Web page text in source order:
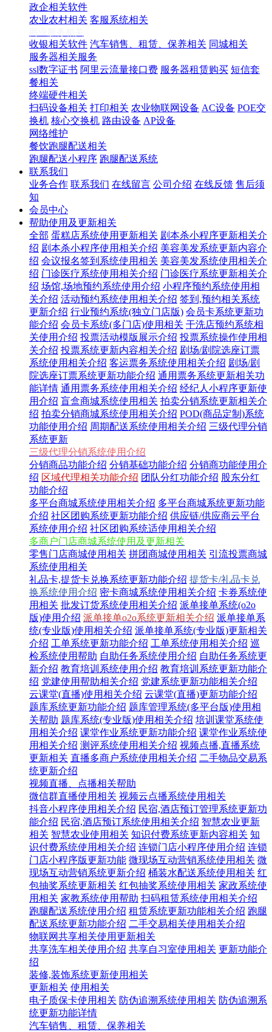
政企相关软件
农业农村相关 客服系统相关
收银相关软件 汽车销售、租赁、保养相关 同城相关
服务器相关服务
ssl数字证书 阿里云流量接口费 服务器租赁购买 短信套
餐相关
终端硬件相关
扫码设备相关 打印相关 农业物联网设备 AC设备 POE交
换机 核心交换机 路由设备 AP设备
网络维护
餐饮跑腿配送相关
跑腿配送小程序 跑腿配送系统
联系我们
业务合作 联系我们 在线留言 公司介绍 在线反馈 售后须
知
会员中心
帮助使用及更新相关
全部 蛋糕店系统使用更新相关 剧本杀小程序更新相关介
绍 剧本杀小程序使用相关介绍 美容美发系统更新内容介
绍 会议报名签到系统使用相关 美容美发系统使用相关介
绍 门诊医疗系统使用相关介绍 门诊医疗系统更新相关介
绍 场馆,场地预约系统使用介绍 小程序预约系统使用相
关介绍 活动预约系统使用相关介绍 签到,预约相关系统
更新介绍 行业预约系统(独立门店版) 会员卡系统更新功
能介绍 会员卡系统(多门店)使用相关 干洗店预约系统相
关使用介绍 投票活动模版展示介绍 投票系统操作使用相
关介绍 投票系统更新内容相关介绍 剧场/剧院选座订票
系统使用相关介绍 客运票务系统使用相关介绍 剧场/剧
院选座订票系统更新功能介绍 通用票务系统更新相关功
能详情 通用票务系统使用相关介绍 经纪人小程序更新使
用介绍 盲盒商城系统使用相关 拍卖分销系统更新相关介
绍 拍卖分销商城系统使用相关介绍 POD(商品定制)系统
功能使用介绍 周期配送系统使用相关介绍 三级代理分销
系统更新
三级代理分销系统使用介绍
分销商品功能介绍 分销基础功能介绍 分销商功能使用介
绍 区域代理相关功能介绍 团队分红功能介绍 股东分红
功能介绍
多平台商城系统使用相关介绍 多平台商城系统更新功能
介绍 社区团购系统更新功能介绍 供应链/供应商云平台
系统使用介绍 社区团购系统适使用相关介绍
多商户门店商城系统使用及更新相关
零售门店商城使用相关 拼团商城使用相关 引流投票商城
系统使用相关
礼品卡,提货卡兑换系统更新功能介绍 提货卡/礼品卡兑
换系统使用介绍 密卡商城系统使用相关介绍 卡券系统使
用相关 批发订货系统使用相关介绍 派单接单系统(o2o
版)使用介绍 派单接单o2o系统更新相关介绍 派单接单系
统(专业版)使用相关介绍 派单接单系统(专业版)更新相关
介绍 工单系统更新功能介绍 工单系统使用相关介绍 巡
检系统使用帮助 自助任务系统使用介绍 自助任务系统更
新介绍 教育培训系统使用介绍 教育培训系统更新功能介
绍 党建使用帮助相关介绍 党建系统更新功能相关介绍
云课堂(直播)使用相关介绍 云课堂(直播)更新功能介绍
题库系统更新功能介绍 题库管理系统(多平台版)使用相
关帮助 题库系统(专业版)使用相关介绍 培训课堂系统使
用相关介绍 课堂作业系统更新功能介绍 课堂作业系统使
用相关介绍 测评系统使用相关介绍 视频点播,直播系统
更新相关 直播多商户系统使用相关介绍 二手物品交易系
统更新介绍
视频直播、点播相关帮助
微信群直播使用相关 视频云点播系统使用相关
抖音小程序使用相关介绍 民宿,酒店预订管理系统更新功
能介绍 民宿,酒店预订系统使用相关介绍 智慧农业更新
相关 智慧农业使用相关 知识付费系统更新内容相关 知
识付费系统使用相关介绍 连锁门店小程序使用介绍 连锁
门店小程序版更新功能 微现场互动营销系统使用相关 微
现场互动营销系统更新介绍 桶装水配送系统使用相关 红
包抽奖系统更新相关 红包抽奖系统使用相关 家政系统使
用相关 家教系统使用帮助 扫码租赁系统使用相关介绍
跑腿配送系统使用介绍 租赁系统更新功能相关介绍 跑腿
配送系统更新功能介绍 二手交易相关使用相关介绍
物联网共享相关使用更新相关
共享洗车相关使用介绍 共享自习室使用相关 更新功能介
绍
装修,装饰系统更新使用相关
更新相关 使用相关
电子质保卡使用相关 防伪追溯系统使用相关 防伪追溯系
统更新功能详情
汽车销售、租赁、保养相关